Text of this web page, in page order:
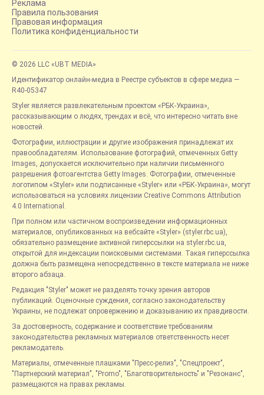
Реклама
Правила пользования
Правовая информация
Политика конфиденциальности
© 2026 LLC «UBT MEDIA»
Идентификатор онлайн-медиа в Реестре субъектов в сфере медиа —
R40-05347
Styler является развлекательным проектом «РБК-Украина»,
рассказывающим о людях, трендах и всё, что интересно читать вне
новостей.
Фотографии, иллюстрации и другие изображения принадлежат их
правообладателям. Использование фотографий, отмеченных Getty
Images, допускается исключительно при наличии письменного
разрешения фотоагентства Getty Images. Фотографии, отмеченные
логотипом «Styler» или подписанные «Styler» или «РБК-Украина», могут
использоваться на условиях лицензии Creative Commons Attribution
4.0 International.
При полном или частичном воспроизведении информационных
материалов, опубликованных на вебсайте «Styler» (styler.rbc.ua),
обязательно размещение активной гиперссылки на styler.rbc.ua,
открытой для индексации поисковыми системами. Такая гиперссылка
должна быть размещена непосредственно в тексте материала не ниже
второго абзаца.
Редакция "Styler" может не разделять точку зрения авторов
публикаций. Оценочные суждения, согласно законодательству
Украины, не подлежат опровержению и доказыванию их правдивости.
За достоверность, содержание и соответствие требованиям
законодательства рекламных материалов ответственность несет
рекламодатель.
Материалы, отмеченные плашками "Пресс-релиз", "Спецпроект",
"Партнерский материал", "Promo", "Благотворительность" и "Резонанс",
размещаются на правах рекламы.